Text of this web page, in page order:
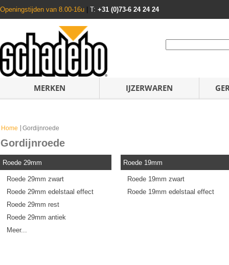
Openingstijden van 8.00-16u T: +31 (0)73-6 24 24 24
MERKEN IJZERWAREN
Home Gordijnroede
Gordijnroede
Roede 29mm
Roede 29mm zwart
Roede 29mm edelstaal effect
Roede 29mm rest
Roede 29mm antiek
Meer...
Roede 19mm
Roede 19mm zwart
Roede 19mm edelstaal effect